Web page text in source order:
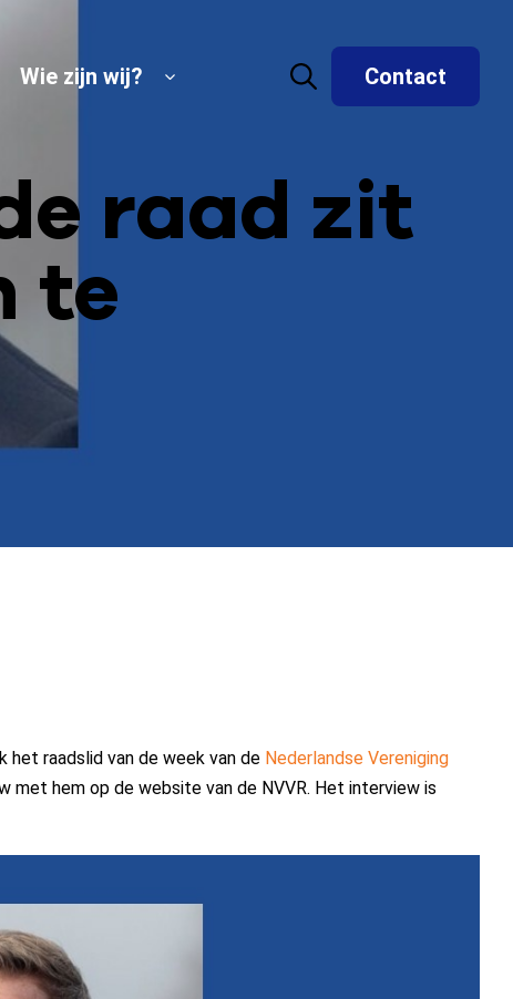
Wie zijn wij? Contact
raad zit
te
het raadslid van de week van de Nederlandse Vereniging
met hem op de website van de NVVR. Het interview is